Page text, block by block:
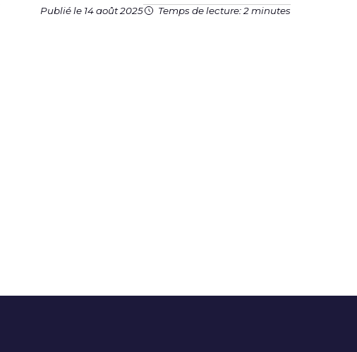
Publié le 14 août 2025 Temps de lecture: 2 minutes